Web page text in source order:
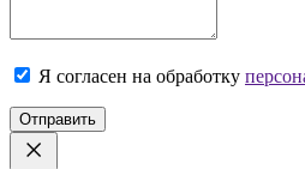
Я согласен на обработку
Отправить